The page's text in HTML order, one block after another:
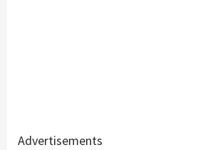
Advertisements